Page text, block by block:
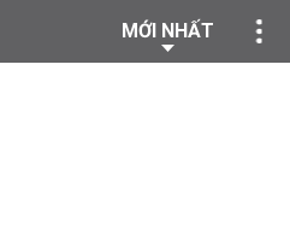
MỚI NHẤT